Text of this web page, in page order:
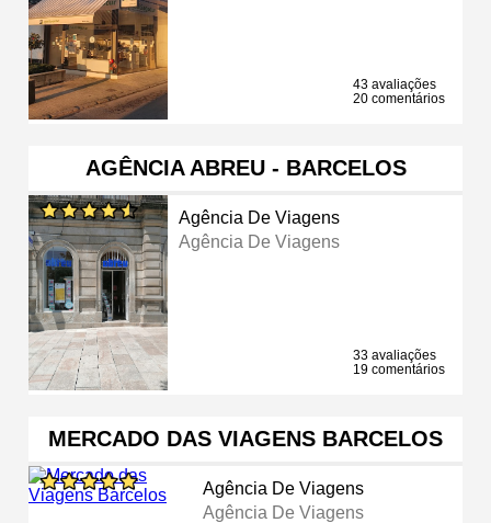
43 avaliações
20 comentários
AGÊNCIA ABREU - BARCELOS
Agência De Viagens
Agência De Viagens
33 avaliações
19 comentários
MERCADO DAS VIAGENS BARCELOS
Agência De Viagens
Agência De Viagens